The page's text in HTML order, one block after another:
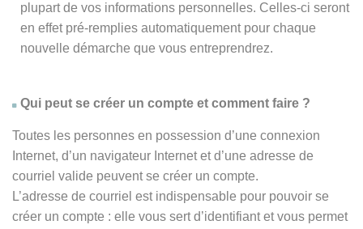
plupart de vos informations personnelles. Celles-ci seront
en effet pré-remplies automatiquement pour chaque
nouvelle démarche que vous entreprendrez.
Qui peut se créer un compte et comment faire ?
Toutes les personnes en possession d’une connexion
Internet, d’un navigateur Internet et d’une adresse de
courriel valide peuvent se créer un compte.
L’adresse de courriel est indispensable pour pouvoir se
créer un compte : elle vous sert d’identifiant et vous permet